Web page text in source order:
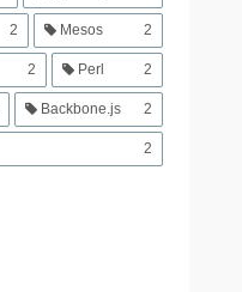
2 Mesos 2
2 Perl 2
Backbone.js 2
2